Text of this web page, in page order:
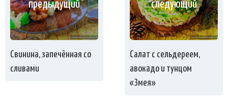
предыдущий
Свинина, запечённая со
сливами
следующий
Салат с сельдереем,
авокадо и тунцом
«Змея»